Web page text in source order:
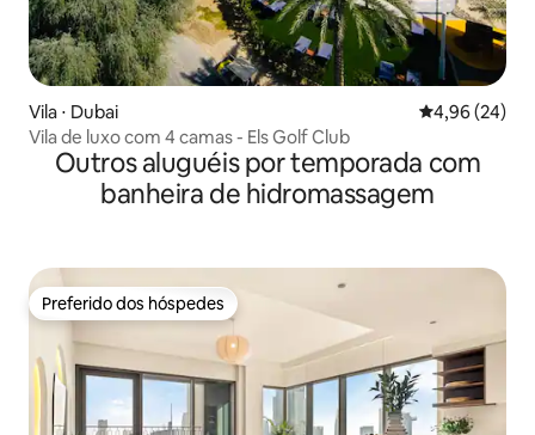
Vila ⋅ Dubai 4,96 de uma
4,96 (24)
Vila de luxo com 4 camas - Els Golf Club
Outros aluguéis por temporada com
banheira de hidromassagem
Preferido dos hóspedes
Preferido dos hóspedes